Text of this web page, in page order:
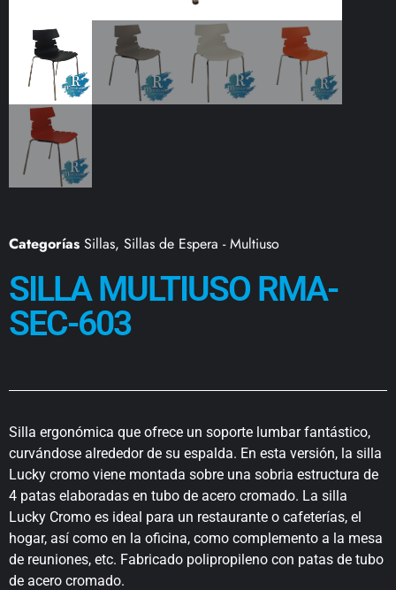
Categorías Sillas, Sillas de Espera - Multiuso
SILLA MULTIUSO RMA-
SEC-603
Silla ergonómica que ofrece un soporte lumbar fantástico,
curvándose alrededor de su espalda. En esta versión, la silla
Lucky cromo viene montada sobre una sobria estructura de
4 patas elaboradas en tubo de acero cromado. La silla
Lucky Cromo es ideal para un restaurante o cafeterías, el
hogar, así como en la oficina, como complemento a la mesa
de reuniones, etc. Fabricado polipropileno con patas de tubo
de acero cromado.